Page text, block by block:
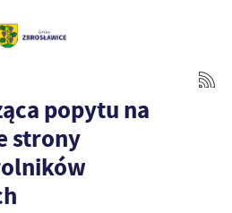
popytu na
strony